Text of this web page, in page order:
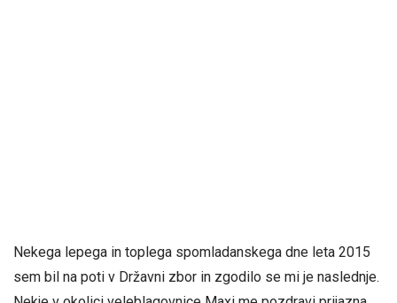
Nekega lepega in toplega spomladanskega dne leta 2015
sem bil na poti v Državni zbor in zgodilo se mi je naslednje.